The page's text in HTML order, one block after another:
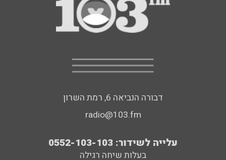
דבורה הנביאה 6, רמת השרון
radio@103.fm
עלייה לשידור: 0552-103-103
בעלות שיחה רגילה